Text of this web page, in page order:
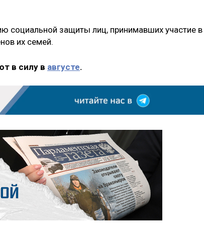
социальной защиты лиц, принимавших участие в
их семей.
в силу в августе.